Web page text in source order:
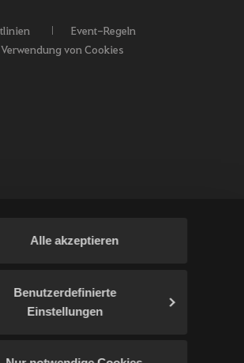
Alle akzeptieren
Benutzerdefinierte
Einstellungen
Event-Regeln
Verwendung von Cookies